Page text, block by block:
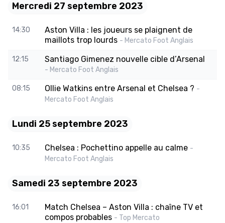
Mercredi 27 septembre 2023
14:30
Aston Villa : les joueurs se plaignent de
maillots trop lourds - Mercato Foot Anglais
12:15 Santiago Gimenez nouvelle cible d’Arsenal
- Mercato Foot Anglais
08:15 Ollie Watkins entre Arsenal et Chelsea ? -
Mercato Foot Anglais
Lundi 25 septembre 2023
10:35 Chelsea : Pochettino appelle au calme -
Mercato Foot Anglais
Samedi 23 septembre 2023
16:01
Match Chelsea – Aston Villa : chaîne TV et
compos probables - Top Mercato